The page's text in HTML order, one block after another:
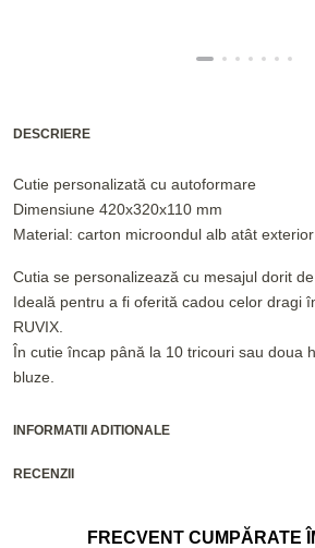
DESCRIERE
Cutie personalizată cu autoformare
Dimensiune 420x320x110 mm
Material: carton microondul alb atât
Cutia se personalizează cu mesajul dorit
Ideală pentru a fi oferită cadou celor dragi
RUVIX.
În cutie încap până la 10 tricouri sau doua
bluze.
INFORMATII ADITIONALE
RECENZII
FRECVENT CUMPĂRATE